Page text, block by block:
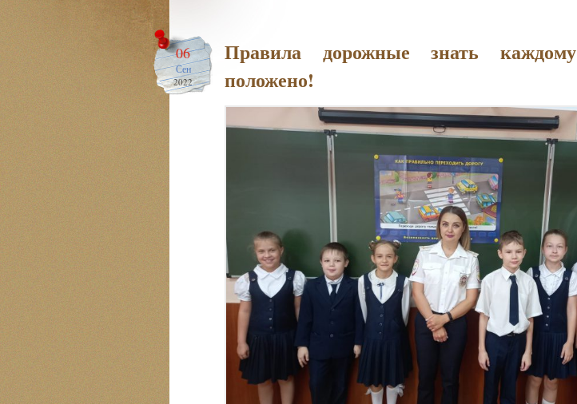
06
Сен
2022
Правила дорожные знать каждому
положено!